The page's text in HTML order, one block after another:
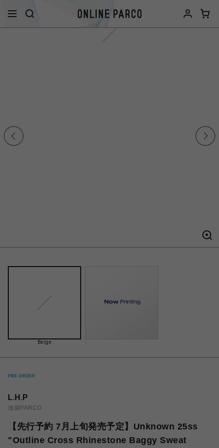
Beige
L.H.P
池袋PARCO
【先行予約 7月上旬発売予定】Unknown 25ss
"Outline Cross Rhinestone Baggy Sweat